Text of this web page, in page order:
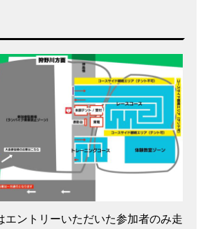
エントリーいただいた参加者のみ走